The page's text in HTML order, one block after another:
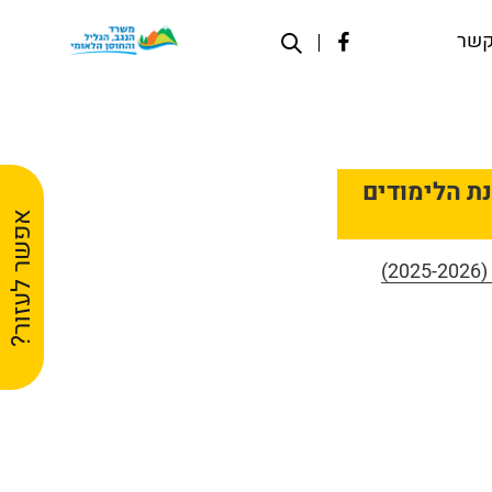
לשנת הלימודים
אפשר לעזור?